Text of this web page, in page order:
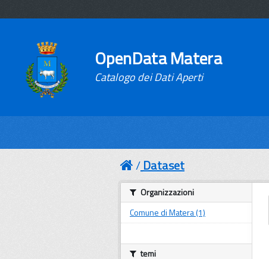
OpenData Matera
Catalogo dei Dati Aperti
Dataset
Organizzazioni
Comune di Matera (1)
temi